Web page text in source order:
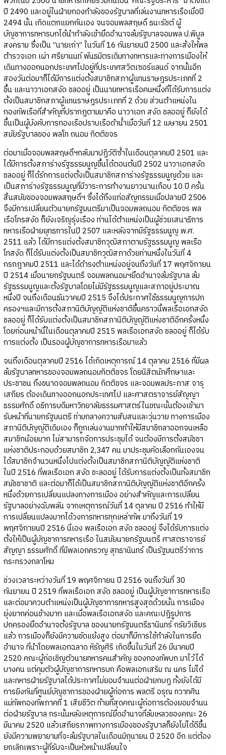
ปี 2490 และอยู่ในฝ่ายกองกำลังของรัฐบาลที่เล่นงานทหารเรือเมื่อปี
2494 นั้น เกิดแตกแยกกันเอง จนจอมพลสฤษดิ์ ธนะรัชต์ ผู้
บัญชาการทหารบกได้นำกำลังเข้ายึดอำนาจล้มรัฐบาลจอมพล ป.พิบูล
สงคราม ซึ่งเป็น “นายเก่า” ในวันที่ 16 กันยายนปี 2500 และสั่งให้พล
ตำรวจเอก เผ่า ศรียานนท์ พันธมิตรเดิมทางทหารและทางการเมืองให้
เดินทางออกนอกประเทศไปอยู่ที่ประเทศสวิตเซอร์แลนด์ จากนั้นอีก
สองวันต่อมาก็ได้มีการแต่งตั้งสมาชิกสภาผู้แทนราษฎรประเภทที่ 2
ขึ้น และนาวาเอกสงัด ชลออยู่ เป็นนายทหารเรือคนหนึ่งที่ได้รับการแต่ง
ตั้งเป็นสมาชิกสภาผู้แทนราษฎรประเภทที่ 2 ด้วย ส่วนตำแหน่งใน
กองทัพเรือที่สำคัญที่ปรากฏตามมาคือ นาวาเอก สงัด ชลออยู่ ก็ยังได้
ขึ้นเป็นผู้บังคับการกองเรือปราบเรือดำน้ำเมื่อวันที่ 12 เมษายน 2501
สมัยรัฐบาลของ พลโท ถนอม กิตติขจร
ต่อมาเมื่อจอมพลสฤษดิ์ฯกลับมาปฏิวัติซ้ำในเดือนตุลาคมปี 2501 และ
ได้มีการตั้งสภาร่างรัฐธรรมนูญขึ้นได้ตอนต้นปี 2502 นาวาเอกสงัด
ชลออยู่ ก็ได้รักการแต่งตั้งเป็นสมาชิกสภาร่างรัฐธรรมนูญด้วย และ
เป็นสภาร่างรัฐธรรมนูญที่มีวาระการทำงานยาวนานเกือบ 10 ปี ครั้น
สิ้นสมัยของจอมพลสฤษดิ์ฯ ซึ่งได้ถึงแก่อสัญกรรมเมื่อปลายปี 2506
จึงมีการเปลี่ยนตัวนายกรัฐมนตรีมาเป็นจอมพลถนอม กิตติขจร พล
เรือโทรสงัด ก็ยังเจริญรุ่งเรือง ท่านได้ตำแหน่งเป็นผู้ช่วยเสนาธิการ
ทหารเรือฝ่ายยุทธการในปี 2507 และหลังจากมีรัฐธรรมนูญ พ.ศ.
2511 แล้ว ได้มีการแต่งตั้งสมาชิกวุฒิสภาตามรัฐธรรมนูญ พลเรือ
โทสงัด ก็ได้รับแต่งตั้งเป็นสมาชิกวุฒิสภาด้วยท่านหนึ่งในวันที่ 4
กรกฎาคมปี 2511 และได้ดำรงตำแหน่งอยู่จนถึงวันที่ 17 พฤศจิกายน
ปี 2514 เมื่อนายกรัฐมนตรี จอมพลถนอมฯยึดอำนาจล้มรัฐบาล ล้ม
รัฐธรรมนูญและตั้งรัฐบาลโดยไม่มีรัฐธรรมนูญและสภาอยู่ประมาณ
หนึ่งปี จนถึงเดือนธันวาคมปี 2515 จึงได้ประกาศใช้ธรรมนูญการปก
ครองฯและมีการตั้งสภานิติบัญญัติแห่งชาติขึ้นคราวนี้พลเรือเอกสงัด
ชลออยู่ ก็ได้รับแต่งตั้งเป็นสมาชิกสภานิติบัญญัติแห่งชาติอีกครั้งหนึ่ง
โดยก่อนหน้านี้ในเดือนตุลาคมปี 2515 พลเรือเอกสงัด ชลออยู่ ก็ได้รับ
การแต่งตั้ง เป็นรองผู้บัญชาการทหารเรือมาแล้ว
จนถึงเดือนตุลาคมปี 2516 ได้เกิดเหตุการณ์ 14 ตุลาคม 2516 ที่มีผล
ล้มรัฐบาลทหารของจอมพลถนอมกิตติขจร โดยนิสิตนักศึกษาและ
ประชาชน ถึงขนาดจอมพลถนอม กิตติขจร และจอมพลประภาส จารุ
เสถียร ต้องเดินทางออกนอกประเทศไป และศาสตราจารย์สัญญา
ธรรมศักดิ์ อธิการบดีมหาวิทยาลัยธรรมศาสตร์ในขณะนั้นต้องเข้ามา
รับหน้าที่นายกรัฐมนตรี ท่ามกลางความสับสนและวุ่นวาย ทางการเมือง
สภานิติบัญญัติเดิมเอง ก็ถูกเล่นงานมากทำให้มีสมาชิกลาออกจนเหลือ
สมาชิกน้อยมาก ไม่สามารถจัดการประชุมได้ จนต้องมีการตั้งสมัชชา
แห่งชาติประกอบด้วยสมาชิก 2,347 คน มาประชุมคัดเลือกกันเองจน
ได้สมาชิกจำนวนหนึ่งไปแต่งตั้งเป็นสมาชิกสภานิติบัญญัติแห่งชาติ
ในปี 2516 ที่พลเรือเอก สงัด ชะลออยู่ ได้รับการแต่งตั้งเป็นทั้งสมาชิก
สมัชชาชาติ และต่อมาก็ได้เป็นสมาชิกสภานิติบัญญัติแห่งชาติอีกครั้ง
หนึ่งด้วยการเปลี่ยนแปลงทางการเมือง อย่างสำคัญและการเปลี่ยน
รัฐบาลอย่างฉับพลัน จากเหตุการณ์วันที่ 14 ตุลาคม ปี 2516 ทำให้มี
การเปลี่ยนแปลงมากได้วงการทหารทุกเหล่าทัพ มาถึงวันที่ 19
พฤศจิกายนปี 2516 นี่เอง พลเรือเอก สงัด ชลออยู่ จึงได้รับการแต่ง
ตั้งให้เป็นผู้บัญชาการทหารเรือ ในสมัยนายกรัฐมนตรี ศาสตราจารย์
สัญญา ธรรมศักดิ์ ที่มีพลเอกครวญ สุทธานินทร์ เป็นรัฐมนตรีว่าการ
กระทรวงกลาโหม
ช่วงเวลาระหว่างวันที่ 19 พฤศจิกายน ปี 2516 จนถึงวันที่ 30
กันยายน ปี 2519 ที่พลเรือเอก สงัด ชลออยู่ เป็นผู้บัญชาการทหารเรือ
และต่อมาควบตำแหน่งเป็นผู้บัญชาการทหารสูงสุดด้วยนั้น การเมือง
ยุ่งยากค่อนข้างมาก และเมื่อพลเรือเอกสงัด และคณะปฏิรูปการ
ปกครองยึดอำนาจตั้งรัฐบาล ของนายกรัฐมนตรีธานินทร์ กรัยวิเชียร
แล้ว การเมืองก็ยังมีความขัดแย้งสูง ต่อมาก็มีการใช้กำลังในการยึด
อำนาจ ที่นำโดยพลเอกฉลาด หิรัญศิริ เกิดขึ้นในวันที่ 26 มีนาคมปี
2520 คณะผู้ก่อเชิญตัวนายทหารคนสำคัญ ของกองทัพบก มาไว้ได้
บางคน แต่คุมตัวผู้บัญชาการทหารบก คือพลเอกเสริม ณ นคร ไม่ได้
และทหารฝ่ายรัฐบาลได้ประกาศไม่ยอมจำนนต่อฝ่ายกบฏ ทั้งยังได้มี
การยิงกันที่ศูนย์บัญชาการของฝ่ายผู้ก่อการ พลตรี อรุณ ทวาทศิน
แม่ทัพกองทัพภาคที่ 1 เสียชีวิต ท้ายที่สุดคณะผู้ก่อการต้องยอมจำนน
ต่อฝ่ายรัฐบาล กระนั้นหลังเหตุการณ์ยึดอำนาจที่ล้มเหลวของคณะ 26
มีนาคม 2520 แล้วเสถียรภาพทางการเมืองของรัฐบาลก็ยังไม่ได้ดีขึ้น
ยังมีความพยายามที่จะล้มรัฐบาลในเดือนมิถุนายน ปี 2520 อีก แต่ต้อง
ยกเลิกเพราะผู้ที่รับจะเป็นหัวหน้าเปลี่ยนใจ